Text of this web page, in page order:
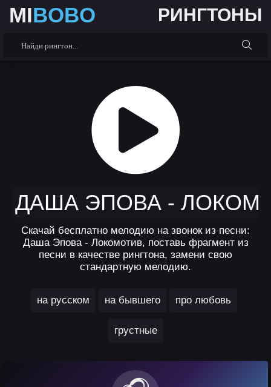
MIBOBO РИНГТОНЫ
ДАША ЭПОВА -
Скачай бесплатно мелодию на звонок из песни:
Даша Эпова - Локомотив, поставь фрагмент из
песни в качестве рингтона, замени свою
стандартную мелодию.
на русском
на бывшего
про любовь
грустные